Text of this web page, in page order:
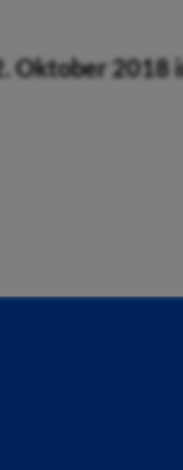
Oktober 2018